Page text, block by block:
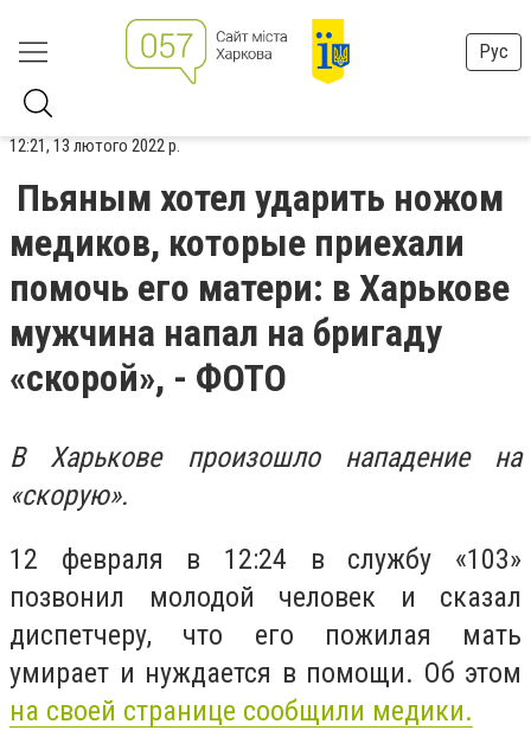
Рус
12:21, 13 лютого 2022 р.
Пьяным хотел ударить ножом
медиков, которые приехали
помочь его матери: в Харькове
мужчина напал на бригаду
«скорой», - ФОТО
В Харькове произошло нападение на
«скорую».
12 февраля в 12:24 в службу «103»
позвонил молодой человек и сказал
диспетчеру, что его пожилая мать
умирает и нуждается в помощи. Об этом
на своей странице сообщили медики.